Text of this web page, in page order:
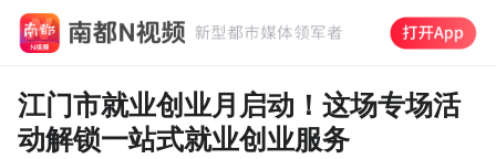
江门市就业创业月启动！这场专场活
动解锁一站式就业创业服务